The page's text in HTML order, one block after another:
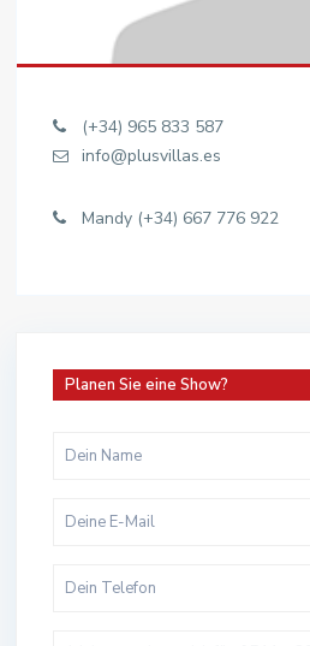
(+34) 965 833 587
info@plusvillas.es
Mandy (+34) 667 776 922
Planen Sie eine Show?